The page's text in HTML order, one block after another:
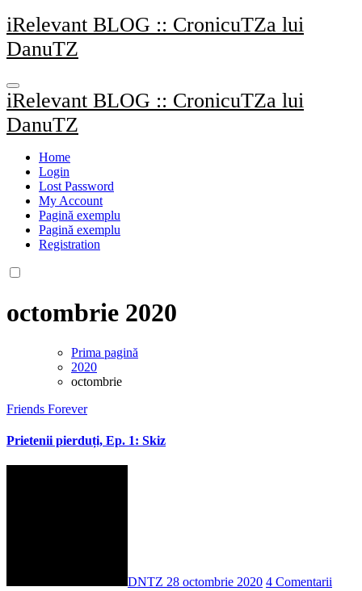
Sari
la
conținut
iRelevant BLOG :: CronicuTZa lui
DanuTZ
iRelevant BLOG :: CronicuTZa lui
DanuTZ
Home
Login
Lost Password
My Account
Pagină exemplu
Pagină exemplu
Registration
octombrie 2020
Prima pagină
2020
octombrie
Friends Forever
Prietenii pierduți, Ep. 1: Skiz
DNTZ 28 octombrie 2020 4 Comentarii